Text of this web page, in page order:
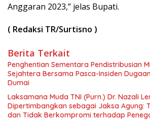
Anggaran 2023,” jelas Bupati.
( Redaksi TR/Surtisno )
Berita Terkait
Penghentian Sementara Pendistribusian
Sejahtera Bersama Pasca-Insiden
Dumai
Laksamana Muda TNI (Purn.) Dr. Nazali
Dipertimbangkan sebagai Jaksa Agung:
dan Tidak Berkompromi terhadap